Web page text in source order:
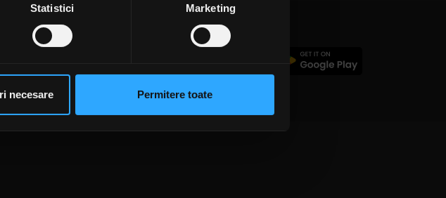
și configurați-vă preferințele la
secțiunea cu detalii
modulele cookie.
și de analize informații cu privire la modul în
de dvs. sau culese în urma folosirii serviciilor
Statistici Marketing
necesare Permitere toate